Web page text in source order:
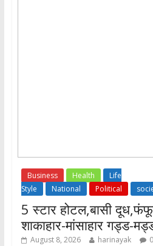
Business Health
Life
Style
National Political
5 स्टार होटल,बासी
शाकाहार-मांसाहार गड्ड-
August 8, 2026 harinayak 0